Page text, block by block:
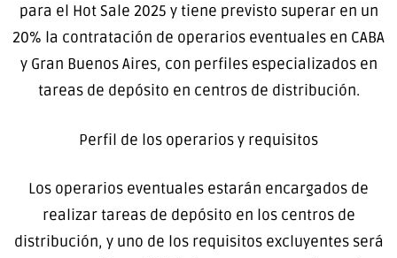
para el Hot Sale 2025 y tiene previsto superar en un
20% la contratación de operarios eventuales en CABA
y Gran Buenos Aires, con perfiles especializados en
tareas de depósito en centros de distribución.
Perfil de los operarios y requisitos
Los operarios eventuales estarán encargados de
realizar tareas de depósito en los centros de
distribución, y uno de los requisitos excluyentes será